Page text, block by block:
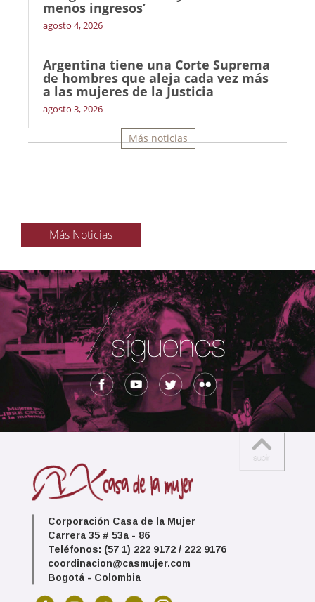
menos ingresos’
agosto 4, 2026
Argentina tiene una Corte Suprema
de hombres que aleja cada vez más
a las mujeres de la Justicia
agosto 3, 2026
Más noticias
Más Noticias
Corporación Casa de la Mujer
Carrera 35 # 53a - 86
Teléfonos: (57 1) 222 9172 / 222 9176
coordinacion@casmujer.com
Bogotá - Colombia